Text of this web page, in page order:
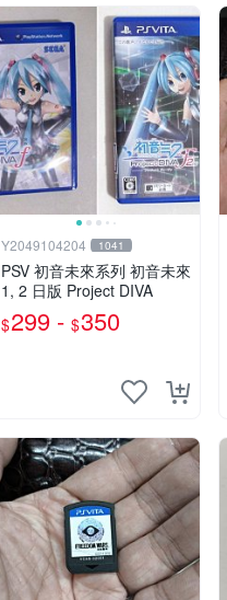
Y2049104204 1041
PSV 初音未來系列 初音未來
1, 2 日版 Project DIVA
$299 - $350